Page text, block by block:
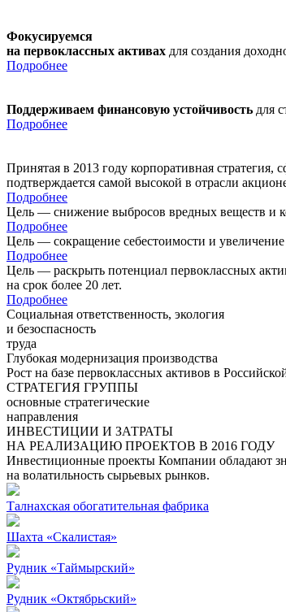
Фокусируемся
на первоклассных активах для создания
Подробнее
Поддерживаем финансовую устойчивость для
Подробнее
Принятая в 2013 году корпоративная
подтверждается самой высокой в отрасли
Подробнее
Цель — снижение выбросов вредных веществ и
Подробнее
Цель — сокращение себестоимости и
Подробнее
Цель — раскрыть потенциал первоклассных
на срок более 20 лет.
Подробнее
Социальная ответственность, экология
и безоспасность
труда
Глубокая модернизация производства
Рост на базе первоклассных активов в
СТРАТЕГИЯ ГРУППЫ
основные стратегические
направления
ИНВЕСТИЦИИ И ЗАТРАТЫ
НА РЕАЛИЗАЦИЮ ПРОЕКТОВ В 2016 ГОДУ
Инвестиционные проекты Компании обладают
на волатильность сырьевых рынков.
Талнахская обогатительная фабрика
Шахта «Скалистая»
Рудник «Таймырский»
Рудник «Октябрьский»